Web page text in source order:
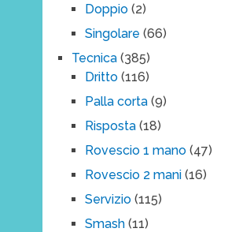
Doppio(2)
Singolare (66)
Tecnica(385)
Dritto(116)
Palla corta(9)
Risposta(18)
Rovescio 1 mano(47)
Rovescio 2 mani(16)
Servizio(115)
Smash(11)